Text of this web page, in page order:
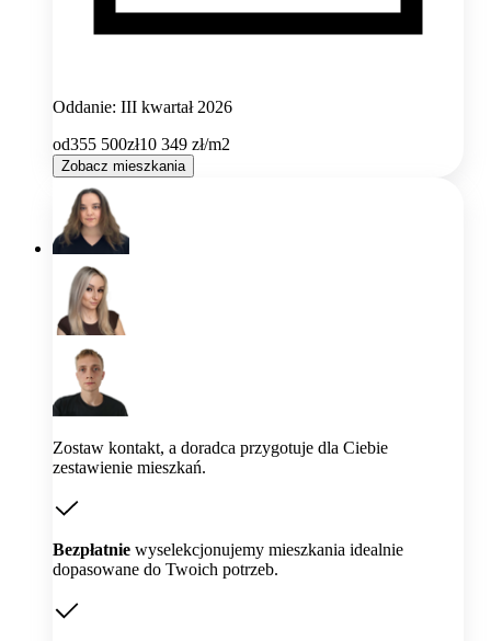
Oddanie: III kwartał 2026
od355 500zł10 349 zł/m2
Zobacz mieszkania
Zostaw kontakt, a doradca przygotuje dla Ciebie
zestawienie mieszkań.
Bezpłatnie wyselekcjonujemy mieszkania idealnie
dopasowane do Twoich potrzeb.